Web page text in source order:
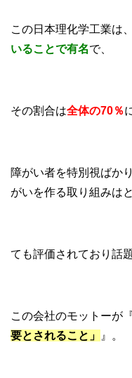
この日本理化学工業は、
いることで有名で、
その割合は全体の70％
障がい者を特別視ばか
がいを作る取り組みはと
ても評価されており話
この会社のモットーが
要とされること」
』。